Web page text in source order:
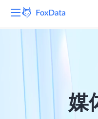
解决方案 媒